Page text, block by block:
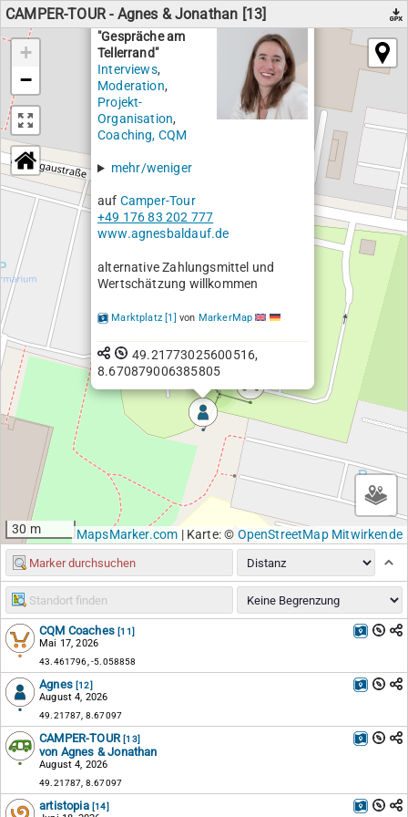
CAMPER-TOUR - Agnes & Jonathan [13]
3
Terraniafip 7ak1210es
"Gespräche am
Tellerrand"
Interviews,
Moderation,
Projekt-
Organisation,
Coaching, CQM
mehr/weniger
auf Camper-Tour
+49 176 83 202 777
www.agnesbaldauf.de
alternative Zahlungsmittel und
Wertschätzung willkommen
Marktplatz [1] von MarkerMap
49.21773025600516,
8.670879006385805
+
−
30 m MapsMarker.com |Karte: © OpenStreetMap Mitwirkende
CQM Coaches [11]
Mai 17, 2026
43.461796, -5.058858
Agnes [12]
August 4, 2026
49.21787, 8.67097
CAMPER-TOUR [13]
von Agnes & Jonathan
August 4, 2026
49.21787, 8.67097
artistopia [14]